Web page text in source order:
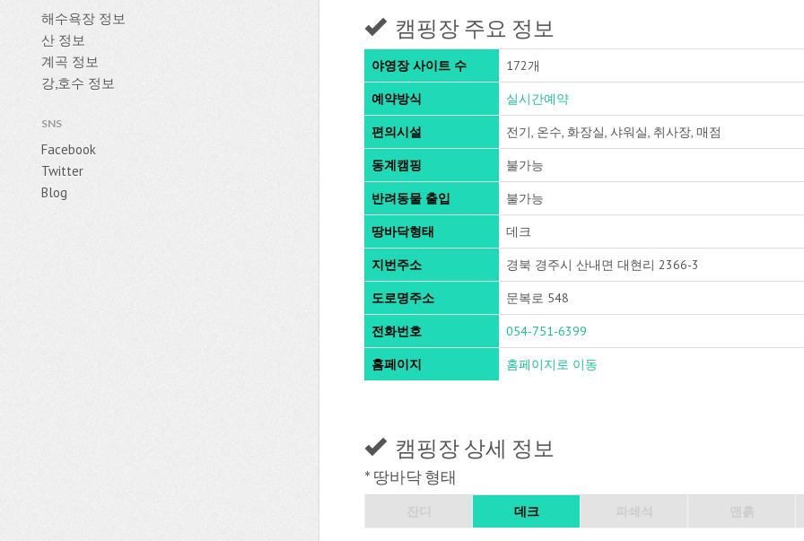
해수욕장 정보
산 정보
계곡 정보
강,호수 정보
SNS
Facebook
Twitter
Blog
캠핑장 주요 정보
야영장 사이트 수 172개
예약방식 실시간예약
편의시설 전기, 온수, 화장실, 샤워실, 취사장, 매점
동계캠핑 불가능
반려동물 출입 불가능
땅바닥형태 데크
지번주소 경북 경주시 산내면 대현리 2366-3
도로명주소 문복로 548
전화번호 054-751-6399
홈페이지 홈페이지로 이동
캠핑장 상세 정보
* 땅바닥 형태
데크